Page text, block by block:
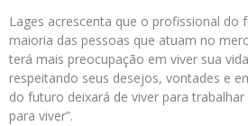
Lages acrescenta que o profissional do
maioria das pessoas que atuam no
terá mais preocupação em viver sua
respeitando seus desejos, vontades e
do futuro deixará de viver para
para viver”.